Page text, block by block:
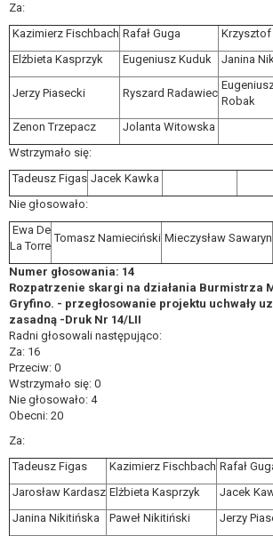
Za:
Kazimierz Fischbach Rafał Guga Krzysztof
Elżbieta Kasprzyk
Eugeniusz Kuduk Janina
Jerzy Piasecki Ryszard Radawiec
Robak
Zenon Trzepacz
Jolanta Witowska
Wstrzymało się:
Tadeusz Figas Jacek Kawka
Nie głosowało:
Ewa De
La Torre
Tomasz Namieciński Mieczysław Sawaryn
Numer głosowania: 14
Rozpatrzenie skargi na działania Burmistrza
Gryfino. - przegłosowanie projektu uchwały
zasadną -Druk Nr 14/LII
Radni głosowali następująco:
Za: 16
Przeciw: 0
Wstrzymało się: 0
Nie głosowało: 4
Obecni: 20
Za:
Tadeusz Figas
Kazimierz Fischbach Rafał
Jarosław Kardasz Elżbieta Kasprzyk Jacek
Janina Nikitińska
Paweł Nikitiński Jerzy